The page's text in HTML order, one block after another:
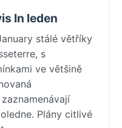
In leden
stálé větříky
s
ve většině
Plány citlivé